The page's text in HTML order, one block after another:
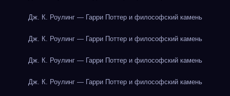
Дж. К. Роулинг — Гарри Поттер и философский камень
Дж. К. Роулинг — Гарри Поттер и философский камень
Дж. К. Роулинг — Гарри Поттер и философский камень
Дж. К. Роулинг — Гарри Поттер и философский камень